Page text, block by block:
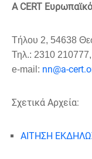
A CERT
Τήλου 2, 54638
Τηλ.: 2310
e-mail: nn@a-
Σχετικά Αρχεία:
ΑΙΤΗΣΗ